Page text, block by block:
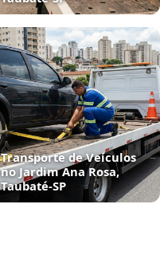
Transporte de Veículos
no Jardim Ana Rosa,
Taubaté‑SP